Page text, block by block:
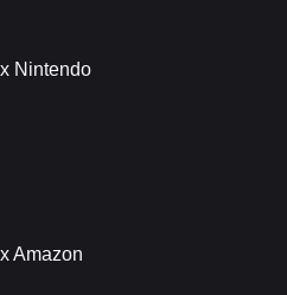
Nintendo
Amazon